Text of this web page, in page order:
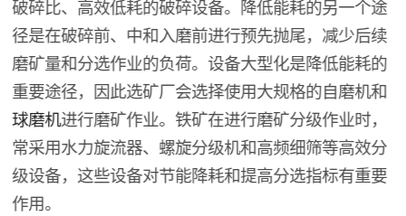
破碎比、高效低耗的破碎设备。降低能耗的另一个途
径是在破碎前、中和入磨前进行预先抛尾，减少后续
磨矿量和分选作业的负荷。设备大型化是降低能耗的
重要途径，因此选矿厂会选择使用大规格的自磨机和
球磨机进行磨矿作业。铁矿在进行磨矿分级作业时，
常采用水力旋流器、螺旋分级机和高频细筛等高效分
级设备，这些设备对节能降耗和提高分选指标有重要
作用。